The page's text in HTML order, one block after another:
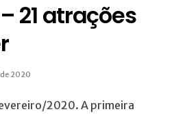
21 atrações
2020
2020. A primeira